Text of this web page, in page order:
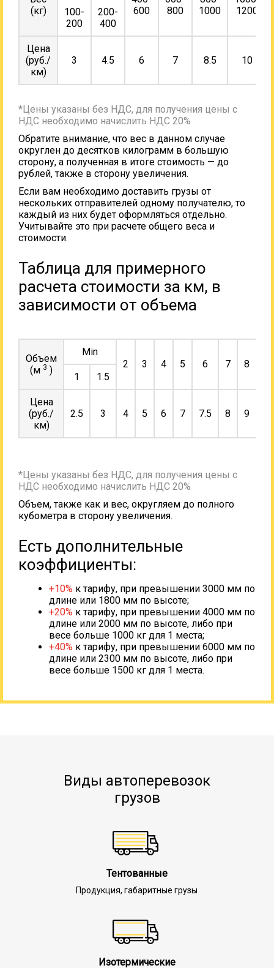
(кг)
600
800
1000
1200
100-
200
200-
400
Цена
(руб./
км)
3 4.5 6 7 8.5 10
*Цены указаны без НДС, для получения цены с
НДС необходимо начислить НДС 20%
Обратите внимание, что вес в данном случае
округлен до десятков килограмм в большую
сторону, а полученная в итоге стоимость — до
рублей, также в сторону увеличения.
Если вам необходимо доставить грузы от
нескольких отправителей одному получателю, то
каждый из них будет оформляться отдельно.
Учитывайте это при расчете общего веса и
стоимости.
Таблица для примерного
расчета стоимости за км, в
зависимости от объема
Объем
(м 3 )
Min
2
3 4 5 6 7 8
1
1.5
Цена
(руб./
км)
2.5 3 4 5 6 7 7.5 8 9
*Цены указаны без НДС, для получения цены с
НДС необходимо начислить НДС 20%
Объем, также как и вес, округляем до полного
кубометра в сторону увеличения.
Есть дополнительные
коэффициенты:
+10% к тарифу, при превышении 3000 мм по
длине или 1800 мм по высоте;
+20% к тарифу, при превышении 4000 мм по
длине или 2000 мм по высоте, либо при
весе больше 1000 кг для 1 места;
+40% к тарифу, при превышении 6000 мм по
длине или 2300 мм по высоте, либо при
весе больше 1500 кг для 1 места.
Виды автоперевозок
грузов
Тентованные
Продукция, габаритные грузы
Изотермические